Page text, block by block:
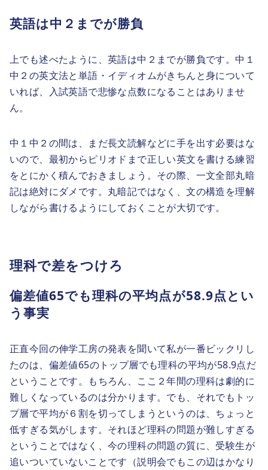
英語は中２までが勝負
上でも述べたように、英語は中２までが勝負です。中１
中２の英文法と単語・イディオムがきちんと身について
いれば、入試英語で悲惨な点数になることはありませ
ん。
中１中２の間は、まだ長文読解などに手を出す必要はな
いので、最初からピリオドまで正しい英文を書ける練習
をとにかく積んでおきましょう。その際、一文全部丸暗
記は絶対にダメです。丸暗記ではなく、文の構造を理解
しながら書けるようにしておくことが大切です。
理科で差をつけろ
偏差値65でも理科の平均点が58.9点とい
う事実
正直今回の伸学工房の発表を聞いて私が一番ビックリし
たのは、偏差値65のトップ層でも理科の平均が58.9点だ
ということです。もちろん、ここ２年間の理科は劇的に
難しくなっているのは分かります。でも、それでもトッ
プ層で平均が６割を切ってしまうというのは、ちょっと
低すぎる気がします。それほど理科の問題が難しすぎる
ということではなく、今の理科の問題の質に、受験生が
追いついていないことです（説明会でもこの辺はかなり